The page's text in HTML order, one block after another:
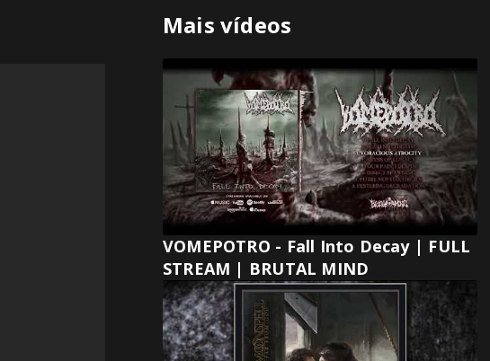
Mais vídeos
VOMEPOTRO - Fall Into Decay | FULL
STREAM | BRUTAL MIND